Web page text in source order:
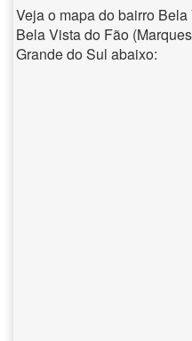
Veja o mapa do bairro
Bela Vista do Fão
Grande do Sul abaixo: